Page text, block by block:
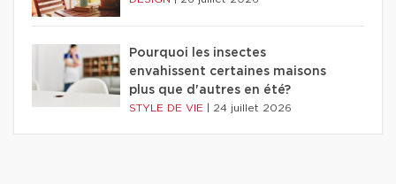
Pourquoi les insectes
envahissent certaines maisons
plus que d'autres en été?
STYLE DE VIE 24 juillet 2026